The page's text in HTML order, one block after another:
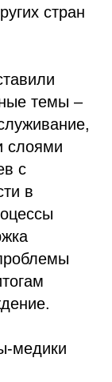
стран
темы –
слоями
с
в
медики